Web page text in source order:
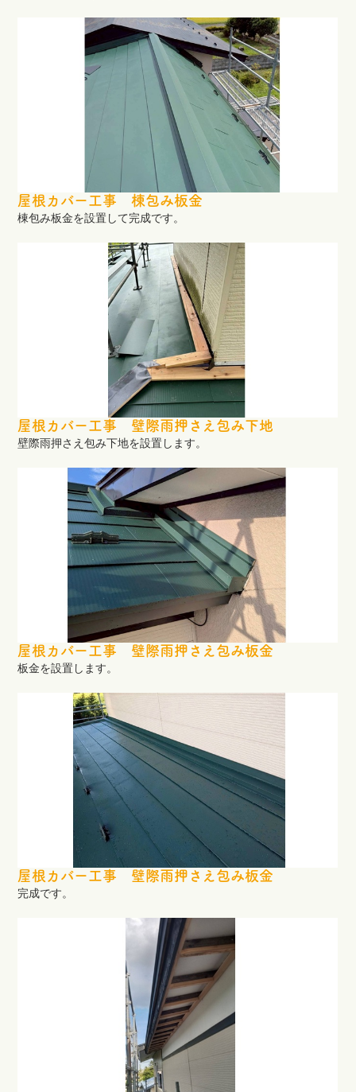
屋根カバー工事 棟包み板金
棟包み板金を設置して完成です。
屋根カバー工事 壁際雨押さえ包み下地
壁際雨押さえ包み下地を設置します。
屋根カバー工事 壁際雨押さえ包み板金
板金を設置します。
屋根カバー工事 壁際雨押さえ包み板金
完成です。